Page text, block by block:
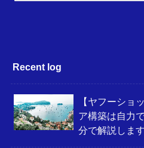
Recent log
【ヤフーショ
ア構築は自力
分で解説します